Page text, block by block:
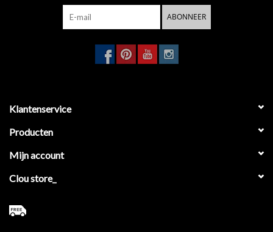
ABONNEER
Klantenservice
Producten
Mijn account
Clou store_